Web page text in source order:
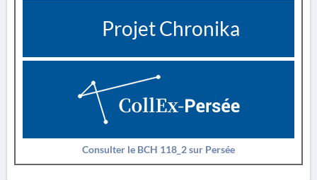
Projet Chronika
Consulter le BCH 118_2 sur Persée